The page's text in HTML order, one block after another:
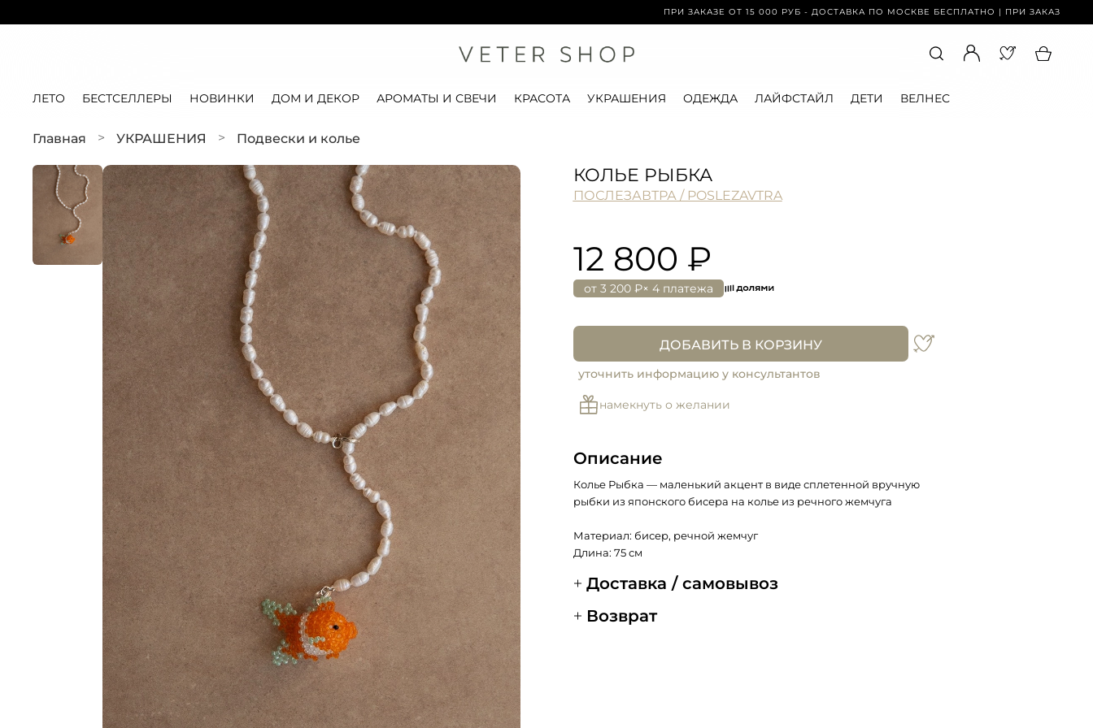
ПРИ ЗАКАЗЕ ОТ 15 000 РУБ - ДОСТАВКА ПО МОСКВЕ БЕСПЛАТНО | ПРИ ЗАКАЗЕ ОТ 15
ЛЕТО БЕСТСЕЛЛЕРЫ НОВИНКИ ДОМ И ДЕКОР АРОМАТЫ И СВЕЧИ КРАСОТА УКРАШЕНИЯ ОДЕЖДА ЛАЙФСТАЙЛ ДЕТИ ВЕЛНЕС
Главная УКРАШЕНИЯ Подвески и колье
КОЛЬЕ РЫБКА
ПОСЛЕЗАВТРА / POSLEZAVTRA
12 800 ₽
от 3 200 ₽× 4 платежа
ДОБАВИТЬ В КОРЗИНУ
уточнить информацию у консультантов
намекнуть о желании
Описание
Колье Рыбка — маленький акцент в виде сплетенной вручную
рыбки из японского бисера на колье из речного жемчуга
Материал: бисер, речной жемчуг
Длина: 75 см
Доставка / самовывоз
Возврат